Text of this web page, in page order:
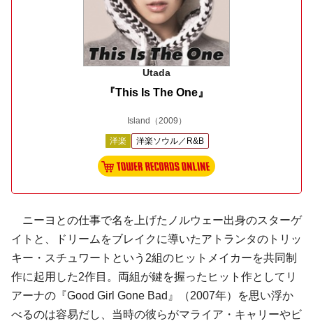
Utada
『This Is The One』
Island （2009）
洋楽 洋楽ソウル／R&B
ニーヨとの仕事で名を上げたノルウェー出身のスターゲ
イトと、ドリームをブレイクに導いたアトランタのトリッ
キー・スチュワートという2組のヒットメイカーを共同制
作に起用した2作目。両組が鍵を握ったヒット作としてリ
アーナの『Good Girl Gone Bad』（2007年）を思い浮か
べるのは容易だし、当時の彼らがマライア・キャリーやビ